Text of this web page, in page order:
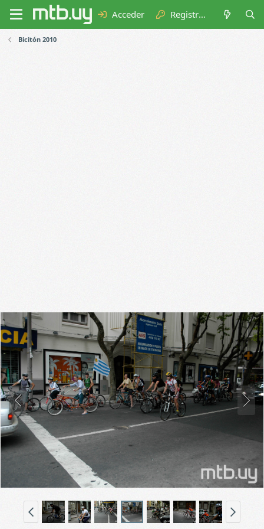
Acceder Registrarse
Bicitón 2010